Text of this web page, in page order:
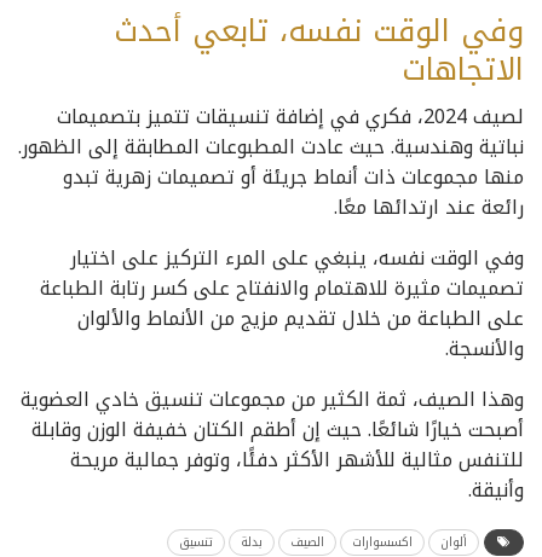
وفي الوقت نفسه، تابعي أحدث
الاتجاهات
لصيف 2024، فكري في إضافة تنسيقات تتميز بتصميمات
نباتية وهندسية. حيث عادت المطبوعات المطابقة إلى الظهور.
منها مجموعات ذات أنماط جريئة أو تصميمات زهرية تبدو
رائعة عند ارتدائها معًا.
وفي الوقت نفسه، ينبغي على المرء التركيز على اختيار
تصميمات مثيرة للاهتمام والانفتاح على كسر رتابة الطباعة
على الطباعة من خلال تقديم مزيج من الأنماط والألوان
والأنسجة.
وهذا الصيف، ثمة الكثير من مجموعات تنسيق خادي العضوية
أصبحت خيارًا شائعًا. حيث إن أطقم الكتان خفيفة الوزن وقابلة
للتنفس مثالية للأشهر الأكثر دفئًا، وتوفر جمالية مريحة
وأنيقة.
ألوان اكسسوارات الصيف بدلة تنسيق